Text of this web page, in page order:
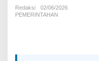
Redaksi
02/06/2026
PEMERINTAHAN